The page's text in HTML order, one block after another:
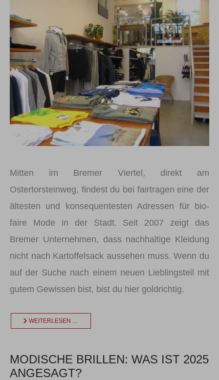
Mitten im Bremer Viertel, direkt am
Ostertorsteinweg, findest du bei fairtragen eine der
ältesten und konsequentesten Adressen für bio-
faire Mode in der Stadt. Seit 2007 zeigt das
Bremer Unternehmen, dass nachhaltige Kleidung
nicht nach Kartoffelsack aussehen muss. Wenn du
auf der Suche nach einem neuen Lieblingsteil mit
gutem Gewissen bist, bist du hier goldrichtig.
WEITERLESEN …
MODISCHE BRILLEN: WAS IST 2025
ANGESAGT?